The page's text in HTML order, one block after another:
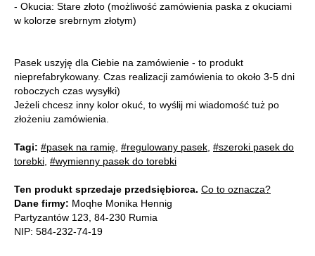
- Okucia: Stare złoto (możliwość zamówienia paska z okuciami
w kolorze srebrnym złotym)
Pasek uszyję dla Ciebie na zamówienie - to produkt
nieprefabrykowany. Czas realizacji zamówienia to około 3-5 dni
roboczych czas wysyłki)
Jeżeli chcesz inny kolor okuć, to wyślij mi wiadomość tuż po
złożeniu zamówienia.
Tagi: #pasek na ramię #regulowany pasek #szeroki pasek do
torebki #wymienny pasek do torebki
Ten produkt sprzedaje przedsiębiorca. Co to oznacza?
Dane firmy: Moqhe Monika Hennig
Partyzantów 123, 84-230 Rumia
NIP: 584-232-74-19